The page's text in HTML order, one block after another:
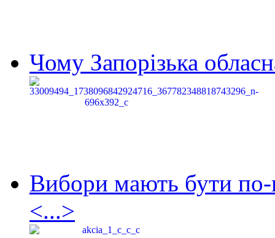
Чому Запорізька
Вибори мають бути по-
<...>